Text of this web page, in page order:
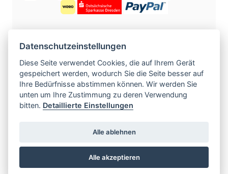
©2004 -2026tschechische-traumfrauen.de.
Alle Rechte vorbehalten.
KOSTENLOS ANMELDEN
www.europska-zoznamka.sk
seznamka.cz|www.loveineurope.eu|
www.stavdum.cz
Datenschutzeinstellungen
Diese Seite verwendet Cookies, die auf Ihrem Gerät
gespeichert werden, wodurch Sie die Seite besser auf
Ihre Bedürfnisse abstimmen können. Wir werden Sie
unten um Ihre Zustimmung zu deren Verwendung
bitten. Detaillierte Einstellungen
Alle ablehnen
Alle akzeptieren